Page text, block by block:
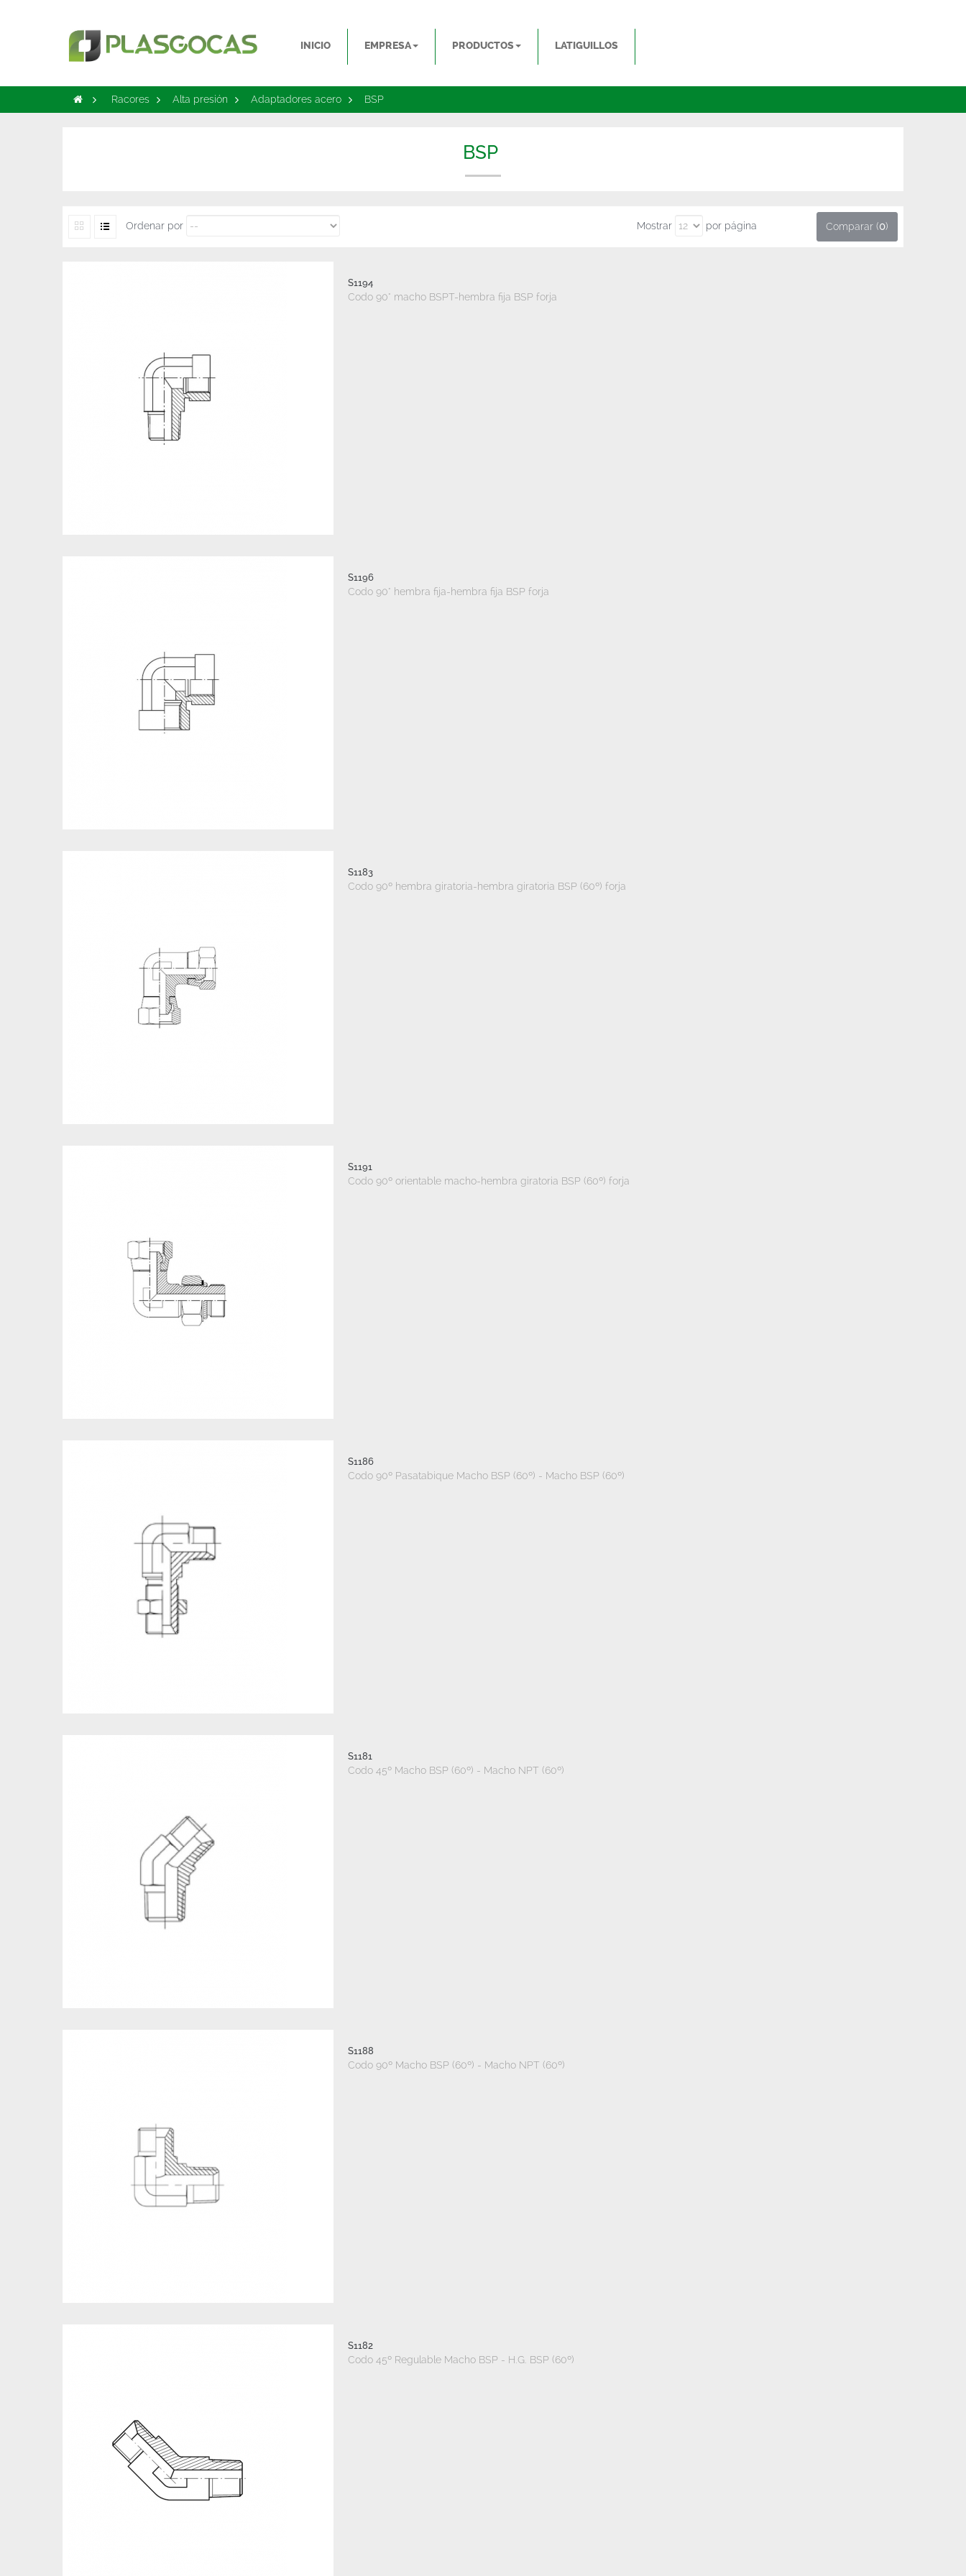
INICIO EMPRESA PRODUCTOS LATIGUILLOS
> Racores > Alta presión > Adaptadores acero > BSP
BSP
Ordenar por Mostrar por página Comparar (0)
S1194
Codo 90° macho BSPT-hembra fija BSP forja
S1196
Codo 90° hembra fija-hembra fija BSP forja
S1183
Codo 90º hembra giratoria-hembra giratoria BSP (60º) forja
S1191
Codo 90º orientable macho-hembra giratoria BSP (60º) forja
S1186
Codo 90º Pasatabique Macho BSP (60º) - Macho BSP (60º)
S1181
Codo 45º Macho BSP (60º) - Macho NPT (60º)
S1188
Codo 90º Macho BSP (60º) - Macho NPT (60º)
S1182
Codo 45º Regulable Macho BSP - H.G. BSP (60º)